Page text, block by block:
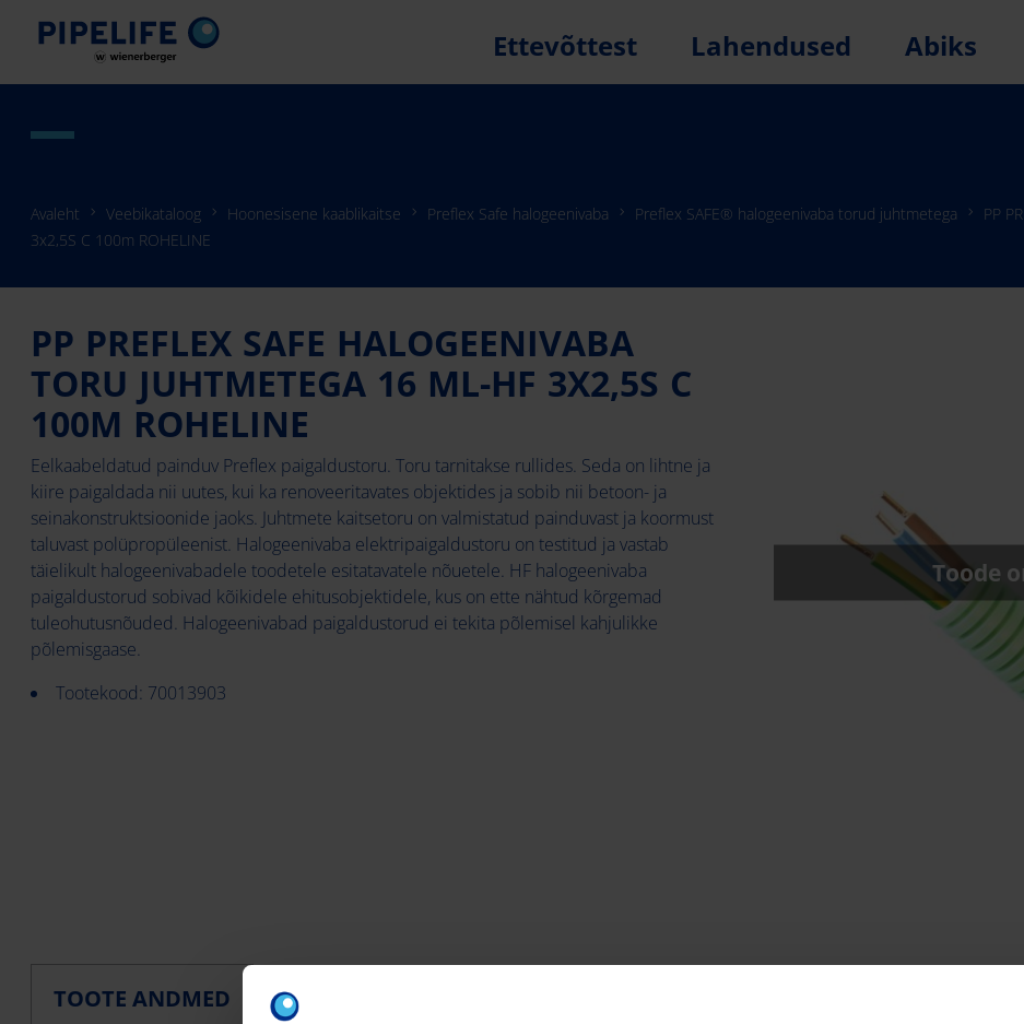
Ettevõttest Lahendused Abiks
Avaleht Veebikataloog Hoonesisene kaablikaitse Preflex Safe halogeenivaba Preflex SAFE® halogeenivaba torud juhtmetega
PP
3x2,5S C 100m ROHELINE
PP PREFLEX SAFE HALOGEENIVABA
TORU JUHTMETEGA 16 ML-HF 3X2,5S C
100M ROHELINE
Eelkaabeldatud painduv Preflex paigaldustoru. Toru tarnitakse rullides. Seda on lihtne ja
kiire paigaldada nii uutes, kui ka renoveeritavates objektides ja sobib nii betoon- ja
seinakonstruktsioonide jaoks. Juhtmete kaitsetoru on valmistatud painduvast ja koormust
taluvast polüpropüleenist. Halogeenivaba elektripaigaldustoru on testitud ja vastab
täielikult halogeenivabadele toodetele esitatavatele nõuetele. HF halogeenivaba
paigaldustorud sobivad kõikidele ehitusobjektidele, kus on ette nähtud kõrgemad
tuleohutusnõuded. Halogeenivabad paigaldustorud ei tekita põlemisel kahjulikke
põlemisgaase.
Tootekood: 70013903
Toode
TOOTE ANDMED LOGISTIKA